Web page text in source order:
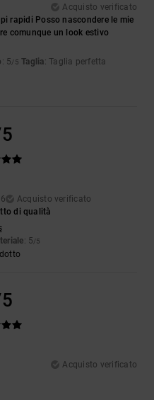
Acquisto verificato
rapidi Posso nascondere le mie
comunque un look estivo
: 5/5 Taglia: Taglia perfetta
Acquisto verificato
di qualità
: 5/5
Acquisto verificato